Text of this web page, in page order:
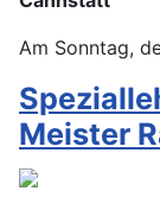
Am Sonntag,
Meister